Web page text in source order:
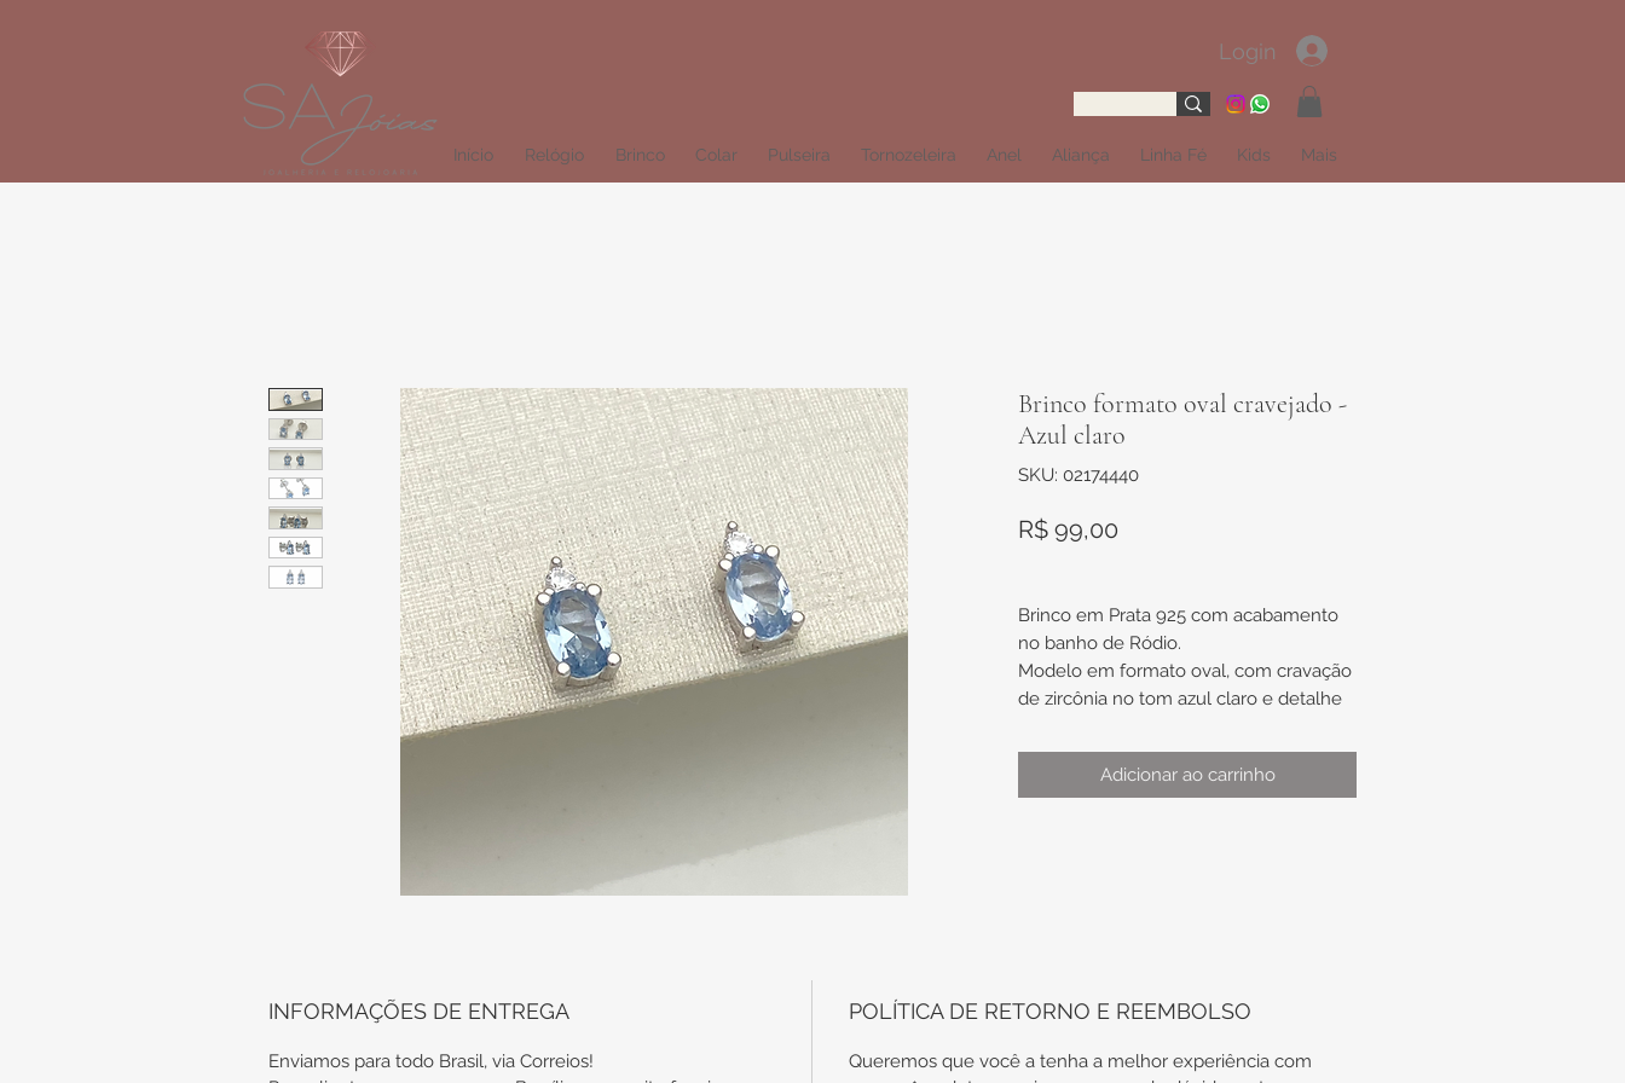
Login
Início Relógio Brinco Colar Pulseira Tornozeleira Anel Aliança Linha Fé Kids Mais
Brinco formato oval cravejado -
Azul claro
SKU: 02174440
R$ 99,00
Brinco em Prata 925 com acabamento
no banho de Ródio.
Modelo em formato oval, com cravação
de zircônia no tom azul claro e detalhe
Adicionar ao carrinho
INFORMAÇÕES DE ENTREGA
Enviamos para todo Brasil, via Correios!
POLÍTICA DE RETORNO E REEMBOLSO
Queremos que você a tenha a melhor experiência com